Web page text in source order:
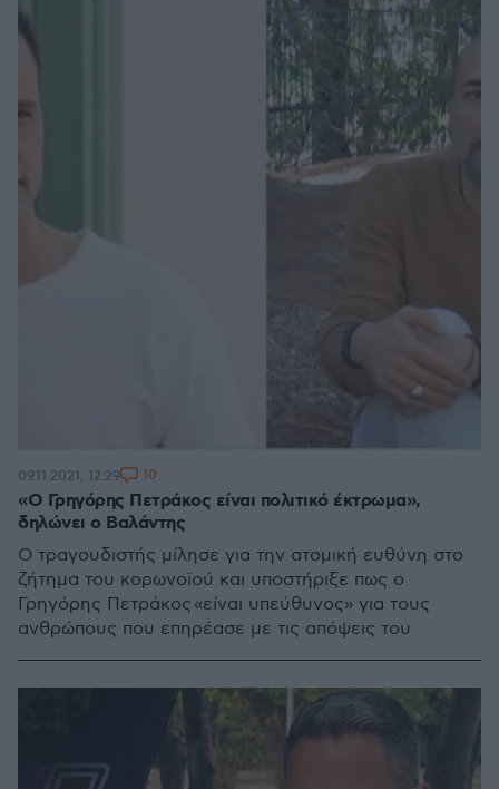
«Ο Γρηγόρης Πετράκος είναι πολιτικό έκτρωμα»,
δηλώνει ο Βαλάντης
Ο τραγουδιστής μίλησε για την ατομική ευθύνη στο
ζήτημα του κορωνοϊού και υποστήριξε πως ο
Γρηγόρης Πετράκος «είναι υπεύθυνος» για τους
ανθρώπους που επηρέασε με τις απόψεις του
09.11.2021, 12:29 10